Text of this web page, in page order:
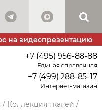
на видеопрезентацию
+7 (495) 956-88-88
Единая справочная
+7 (499) 288-85-17
Интернет-магазин
/ Коллекция тканей /